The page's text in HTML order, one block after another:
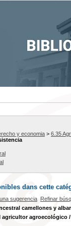
y economia > 6.35
dans cette
sugerencia Refinar
camellones y
agricultor agroecológico